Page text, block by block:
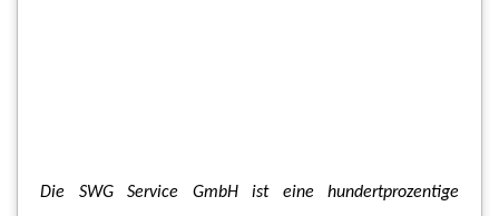
Die SWG Service GmbH ist eine hundertprozentige